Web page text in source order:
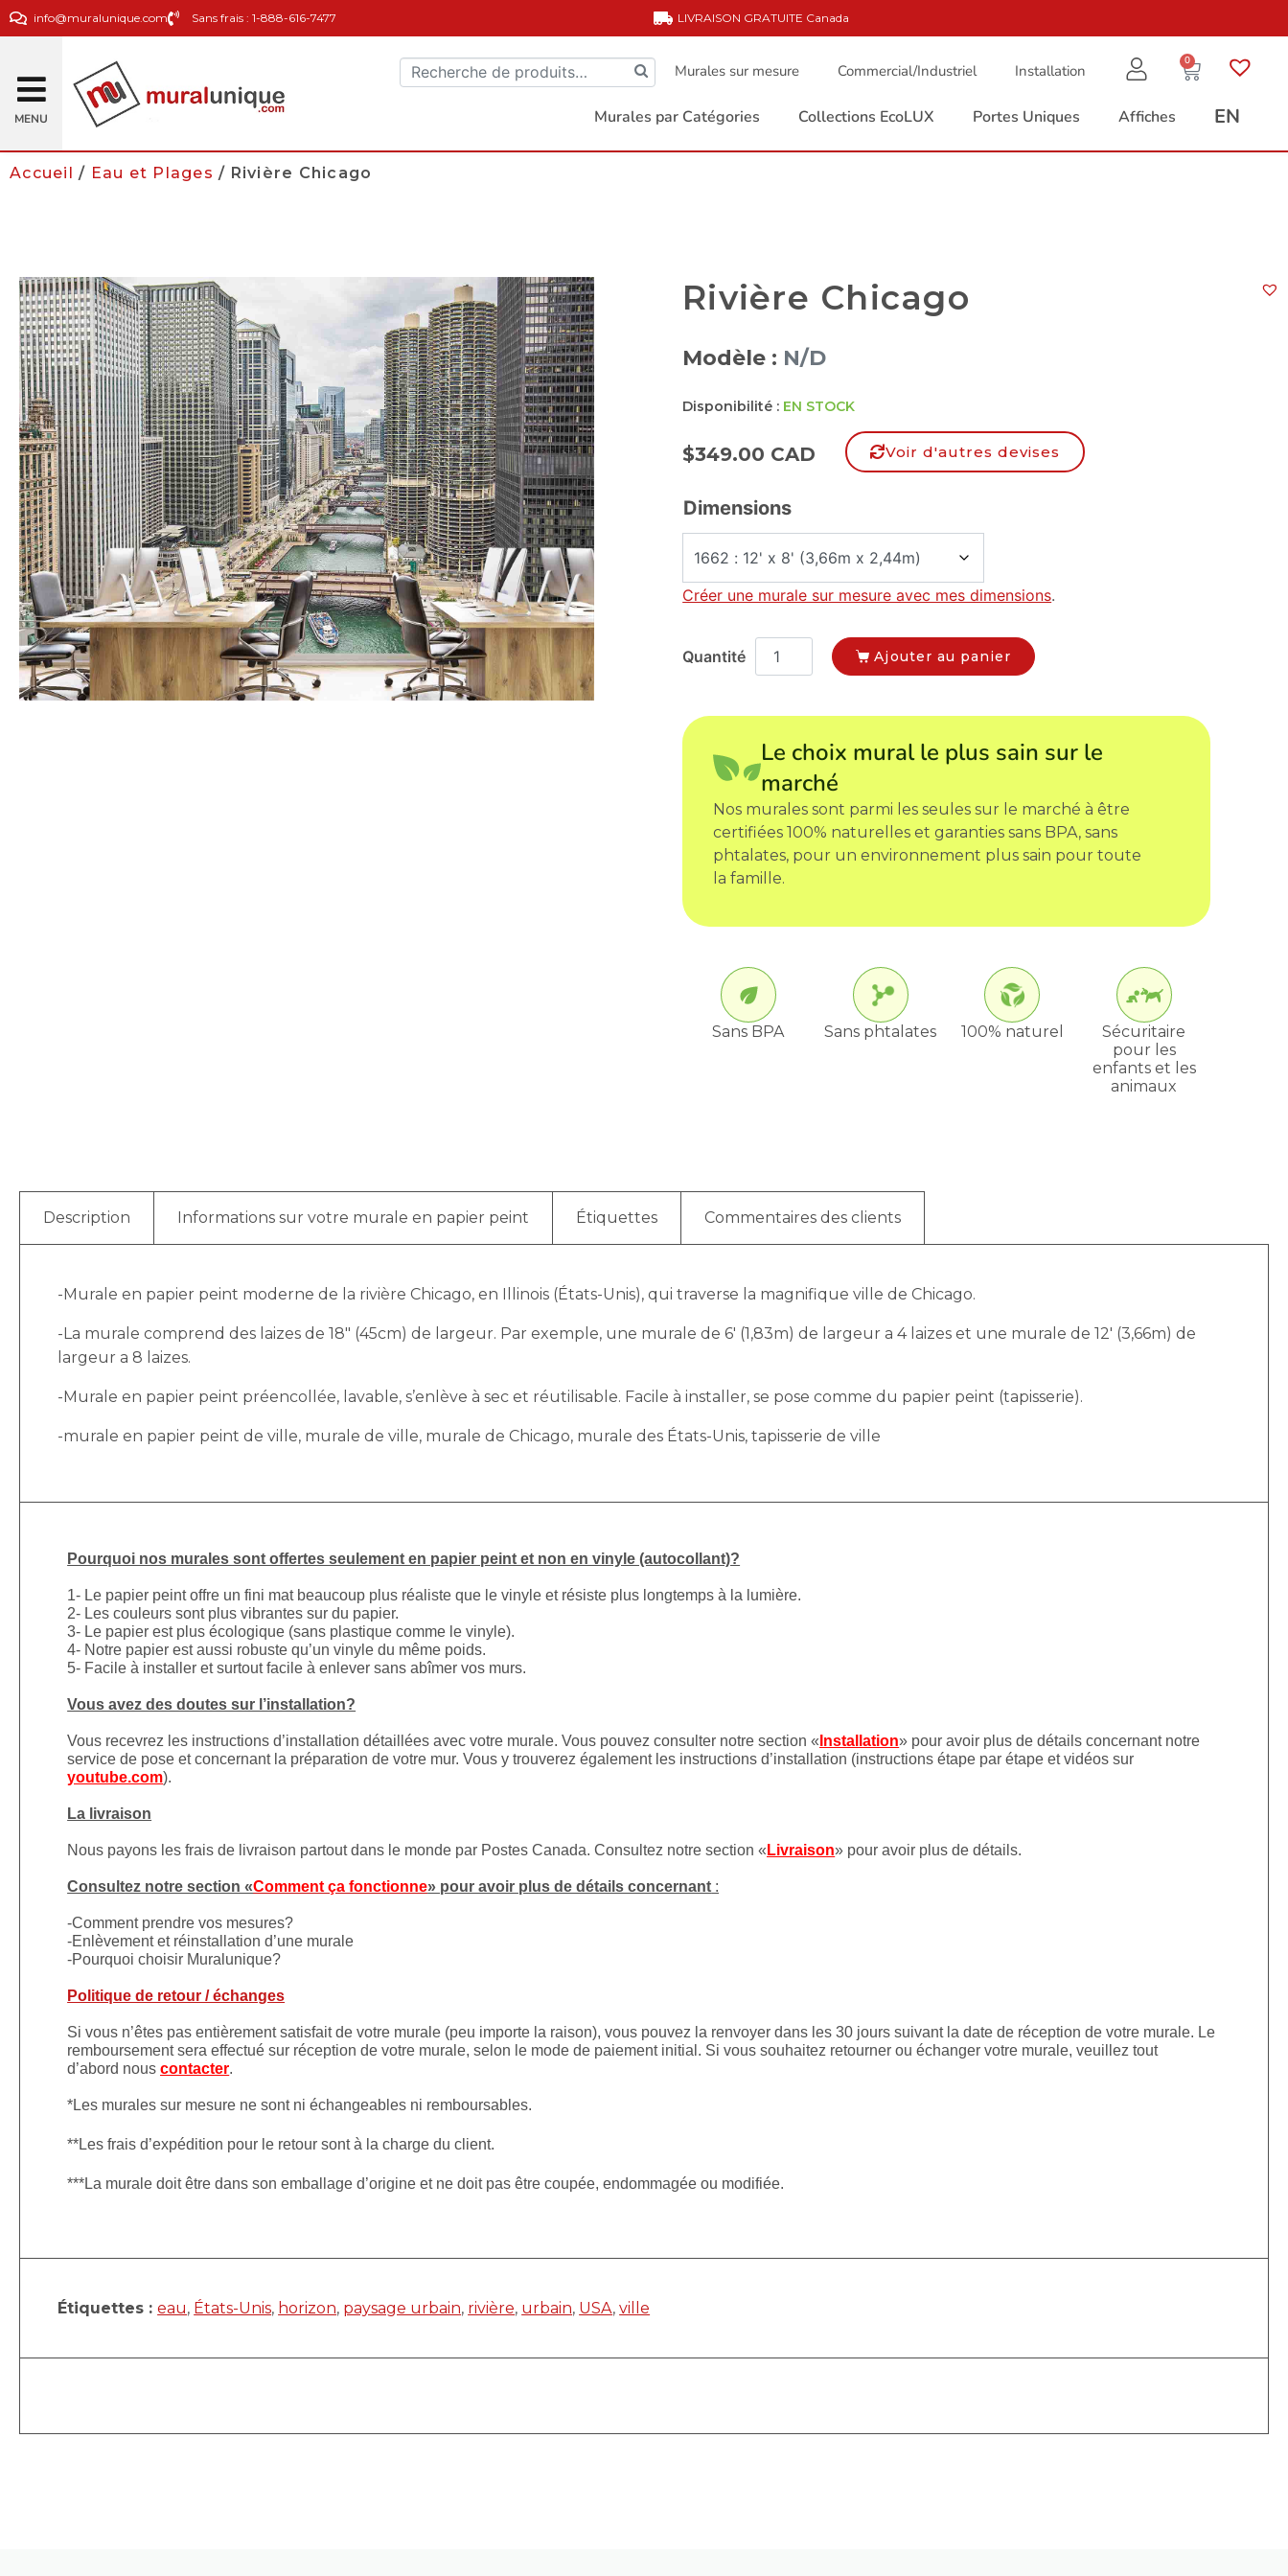
info@muralunique.com Sans frais : 1-888-616-7477 LIVRAISON GRATUITE Canada
MENU
Murales sur mesure Commercial/Industriel Installation
0
Murales par Catégories Collections EcoLUX Portes Uniques Affiches EN
Accueil / Eau et Plages / Rivière Chicago
Rivière Chicago
Modèle : N/D
Disponibilité : EN STOCK
$349.00 CAD Voir d'autres devises
Dimensions
Créer une murale sur mesure avec mes dimensions.
Ajouter au panier
Le choix mural le plus sain sur le
marché
Nos murales sont parmi les seules sur le marché à être
certifiées 100% naturelles et garanties sans BPA, sans
phtalates, pour un environnement plus sain pour toute
la famille.
Sans BPA Sans phtalates 100% naturel
Sécuritaire
pour les
enfants et les
animaux
Description Informations sur votre murale en papier peint Étiquettes Commentaires des clients
-Murale en papier peint moderne de la rivière Chicago, en Illinois (États-Unis), qui traverse la magnifique ville de Chicago.
-La murale comprend des laizes de 18″ (45cm) de largeur. Par exemple, une murale de 6′ (1,83m) de largeur a 4 laizes et une murale de 12′ (3,66m) de
largeur a 8 laizes.
-Murale en papier peint préencollée, lavable, s’enlève à sec et réutilisable. Facile à installer, se pose comme du papier peint (tapisserie).
-murale en papier peint de ville, murale de ville, murale de Chicago, murale des États-Unis, tapisserie de ville
Pourquoi nos murales sont offertes seulement en papier peint et non en vinyle (autocollant)?
1- Le papier peint offre un fini mat beaucoup plus réaliste que le vinyle et résiste plus longtemps à la lumière.
2- Les couleurs sont plus vibrantes sur du papier.
3- Le papier est plus écologique (sans plastique comme le vinyle).
4- Notre papier est aussi robuste qu’un vinyle du même poids.
5- Facile à installer et surtout facile à enlever sans abîmer vos murs.
Vous avez des doutes sur l’installation?
Vous recevrez les instructions d’installation détaillées avec votre murale. Vous pouvez consulter notre section « Installation» pour avoir plus de détails concernant notre
service de pose et concernant la préparation de votre mur. Vous y trouverez également les instructions d’installation (instructions étape par étape et vidéos sur
youtube.com).
La livraison
Nous payons les frais de livraison partout dans le monde par Postes Canada. Consultez notre section « Livraison» pour avoir plus de détails.
Consultez notre section «Comment ça fonctionne» pour avoir plus de détails concernant :
-Comment prendre vos mesures?
-Enlèvement et réinstallation d’une murale
-Pourquoi choisir Muralunique?
Politique de retour / échanges
Si vous n’êtes pas entièrement satisfait de votre murale (peu importe la raison), vous pouvez la renvoyer dans les 30 jours suivant la date de réception de votre murale. Le
remboursement sera effectué sur réception de votre murale, selon le mode de paiement initial. Si vous souhaitez retourner ou échanger votre murale, veuillez tout
d’abord nouscontacter.
*Les murales sur mesure ne sont ni échangeables ni remboursables.
**Les frais d’expédition pour le retour sont à la charge du client.
***La murale doit être dans son emballage d’origine et ne doit pas être coupée, endommagée ou modifiée.
Étiquettes :eau, États-Unis, horizon, paysage urbain, rivière, urbain, USA,ville